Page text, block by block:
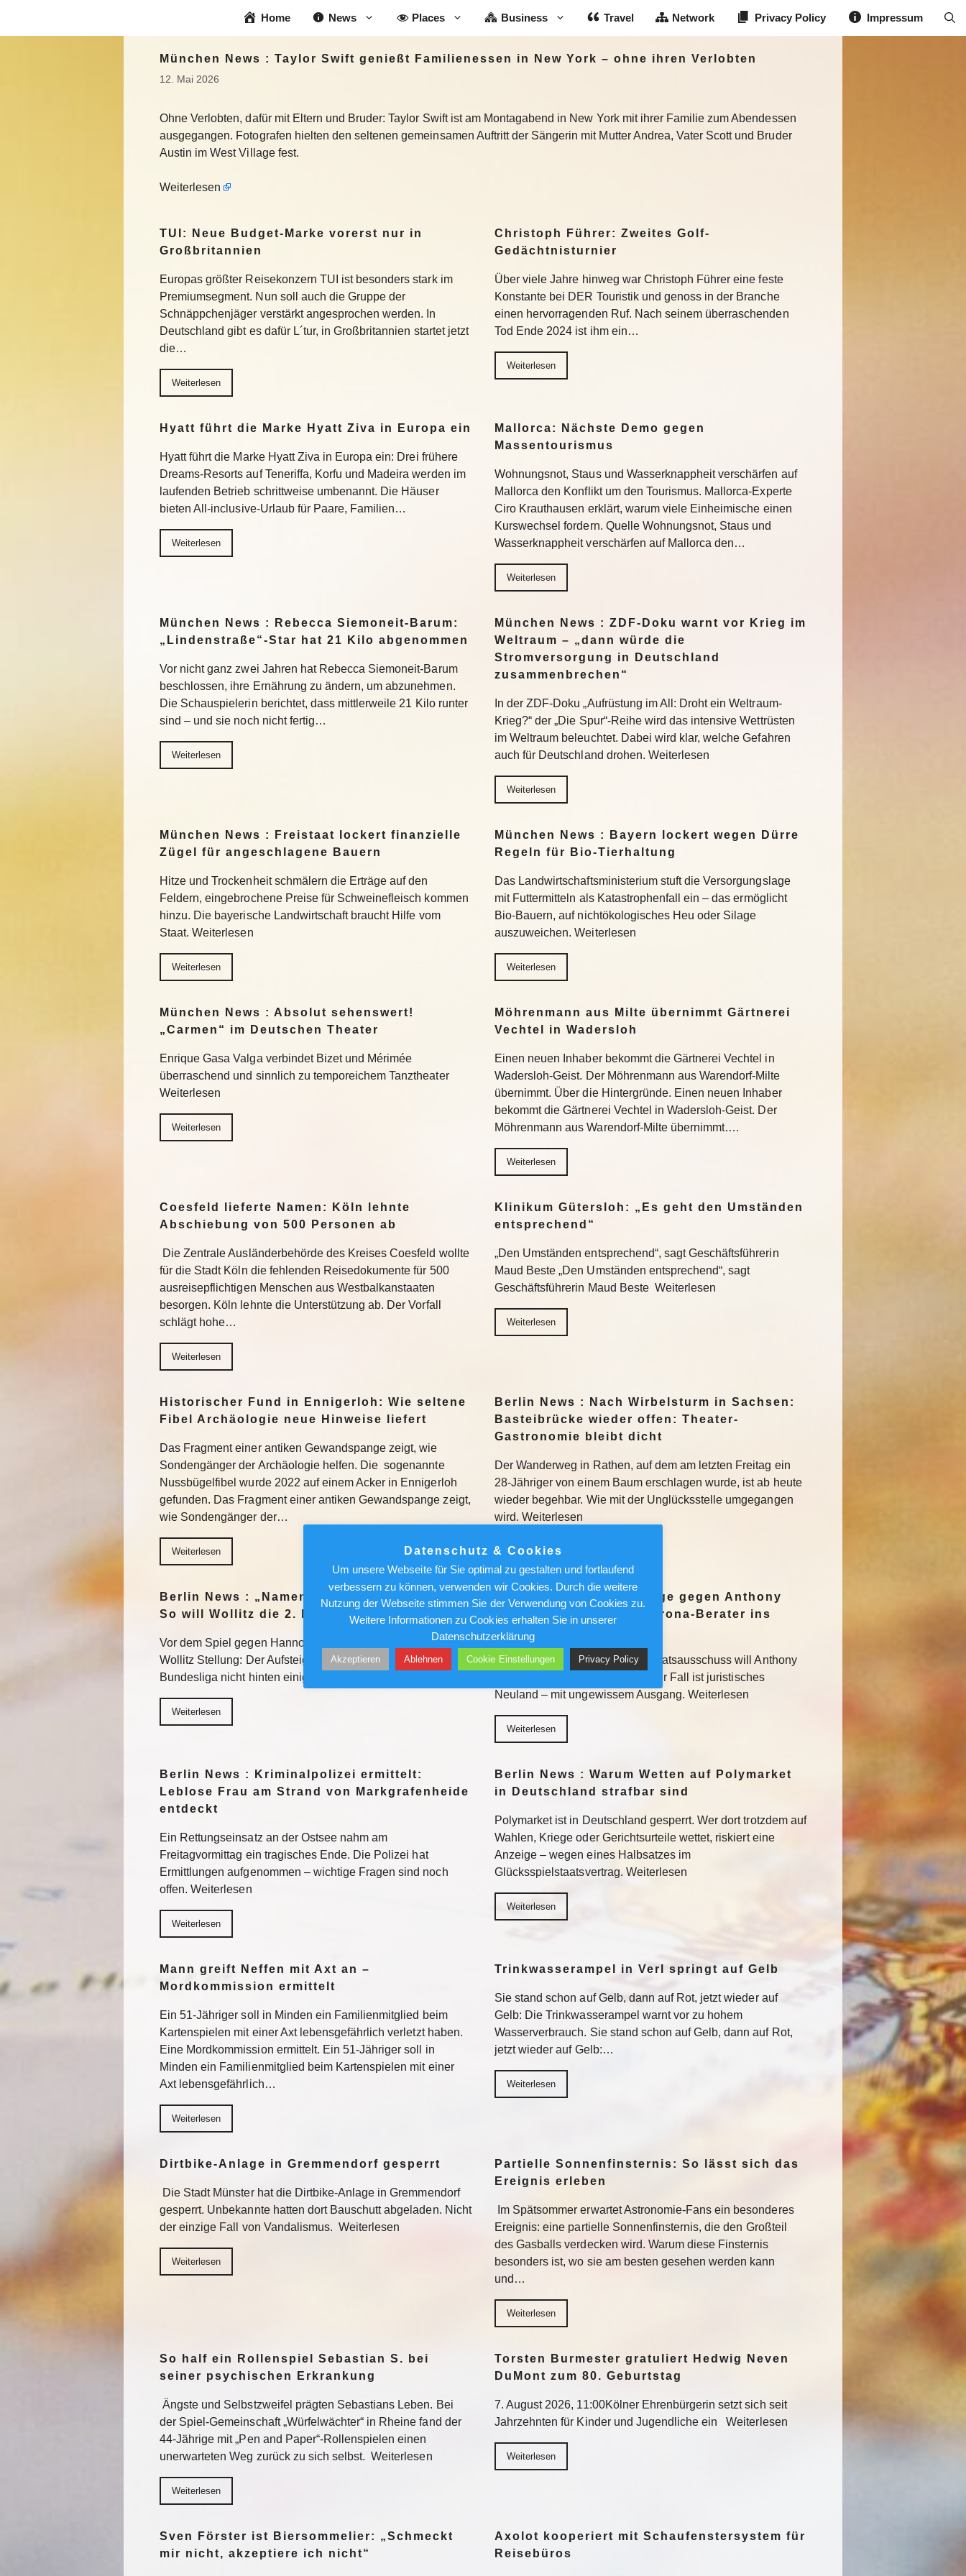
Home News Places Business Travel Network Privacy Policy Impressum
München News : Taylor Swift genießt Familienessen in New York – ohne ihren Verlobten
12. Mai 2026
Ohne Verlobten, dafür mit Eltern und Bruder: Taylor Swift ist am Montagabend in New York mit ihrer Familie zum Abendessen
ausgegangen. Fotografen hielten den seltenen gemeinsamen Auftritt der Sängerin mit Mutter Andrea, Vater Scott und Bruder
Austin im West Village fest.
Weiterlesen
TUI: Neue Budget-Marke vorerst nur in
Großbritannien
Europas größter Reisekonzern TUI ist besonders stark im
Premiumsegment. Nun soll auch die Gruppe der
Schnäppchenjäger verstärkt angesprochen werden. In
Deutschland gibt es dafür L´tur, in Großbritannien startet jetzt
die…
Weiterlesen
Christoph Führer: Zweites Golf-
Gedächtnisturnier
Über viele Jahre hinweg war Christoph Führer eine feste
Konstante bei DER Touristik und genoss in der Branche
einen hervorragenden Ruf. Nach seinem überraschenden
Tod Ende 2024 ist ihm ein…
Weiterlesen
Hyatt führt die Marke Hyatt Ziva in Europa ein
Hyatt führt die Marke Hyatt Ziva in Europa ein: Drei frühere
Dreams-Resorts auf Teneriffa, Korfu und Madeira werden im
laufenden Betrieb schrittweise umbenannt. Die Häuser
bieten All-inclusive-Urlaub für Paare, Familien…
Weiterlesen
Mallorca: Nächste Demo gegen
Massentourismus
Wohnungsnot, Staus und Wasserknappheit verschärfen auf
Mallorca den Konflikt um den Tourismus. Mallorca-Experte
Ciro Krauthausen erklärt, warum viele Einheimische einen
Kurswechsel fordern. Quelle Wohnungsnot, Staus und
Wasserknappheit verschärfen auf Mallorca den…
Weiterlesen
München News : Rebecca Siemoneit-Barum:
„Lindenstraße“-Star hat 21 Kilo abgenommen
Vor nicht ganz zwei Jahren hat Rebecca Siemoneit-Barum
beschlossen, ihre Ernährung zu ändern, um abzunehmen.
Die Schauspielerin berichtet, dass mittlerweile 21 Kilo runter
sind – und sie noch nicht fertig…
Weiterlesen
München News : ZDF-Doku warnt vor Krieg im
Weltraum – „dann würde die
Stromversorgung in Deutschland
zusammenbrechen“
In der ZDF-Doku „Aufrüstung im All: Droht ein Weltraum-
Krieg?“ der „Die Spur“-Reihe wird das intensive Wettrüsten
im Weltraum beleuchtet. Dabei wird klar, welche Gefahren
auch für Deutschland drohen. Weiterlesen
Weiterlesen
München News : Freistaat lockert finanzielle
Zügel für angeschlagene Bauern
Hitze und Trockenheit schmälern die Erträge auf den
Feldern, eingebrochene Preise für Schweinefleisch kommen
hinzu. Die bayerische Landwirtschaft braucht Hilfe vom
Staat. Weiterlesen
Weiterlesen
München News : Bayern lockert wegen Dürre
Regeln für Bio-Tierhaltung
Das Landwirtschaftsministerium stuft die Versorgungslage
mit Futtermitteln als Katastrophenfall ein – das ermöglicht
Bio-Bauern, auf nichtökologisches Heu oder Silage
auszuweichen. Weiterlesen
Weiterlesen
München News : Absolut sehenswert!
„Carmen“ im Deutschen Theater
Enrique Gasa Valga verbindet Bizet und Mérimée
überraschend und sinnlich zu temporeichem Tanztheater
Weiterlesen
Weiterlesen
Möhrenmann aus Milte übernimmt Gärtnerei
Vechtel in Wadersloh
Einen neuen Inhaber bekommt die Gärtnerei Vechtel in
Wadersloh-Geist. Der Möhrenmann aus Warendorf-Milte
übernimmt. Über die Hintergründe. Einen neuen Inhaber
bekommt die Gärtnerei Vechtel in Wadersloh-Geist. Der
Möhrenmann aus Warendorf-Milte übernimmt….
Weiterlesen
Coesfeld lieferte Namen: Köln lehnte
Abschiebung von 500 Personen ab
Die Zentrale Ausländerbehörde des Kreises Coesfeld wollte
für die Stadt Köln die fehlenden Reisedokumente für 500
ausreisepflichtigen Menschen aus Westbalkanstaaten
besorgen. Köln lehnte die Unterstützung ab. Der Vorfall
schlägt hohe…
Weiterlesen
Klinikum Gütersloh: „Es geht den Umständen
entsprechend“
„Den Umständen entsprechend“, sagt Geschäftsführerin
Maud Beste „Den Umständen entsprechend“, sagt
Geschäftsführerin Maud Beste Weiterlesen
Weiterlesen
Historischer Fund in Ennigerloh: Wie seltene
Fibel Archäologie neue Hinweise liefert
Das Fragment einer antiken Gewandspange zeigt, wie
Sondengänger der Archäologie helfen. Die sogenannte
Nussbügelfibel wurde 2022 auf einem Acker in Ennigerloh
gefunden. Das Fragment einer antiken Gewandspange zeigt,
wie Sondengänger der…
Weiterlesen
Berlin News : Nach Wirbelsturm in Sachsen:
Basteibrücke wieder offen: Theater-
Gastronomie bleibt dicht
Der Wanderweg in Rathen, auf dem am letzten Freitag ein
28-Jähriger von einem Baum erschlagen wurde, ist ab heute
wieder begehbar. Wie mit der Unglücksstelle umgegangen
wird. Weiterlesen
Weiterlesen
Berlin News : „Namen machen, nicht holen“:
So will Wollitz die 2. Bundesliga aufmischen
Vor dem Spiel gegen Hannover 96 bezieht Claus-Dieter
Wollitz Stellung: Der Aufsteiger wird sich auch in der 2.
Bundesliga nicht hinten einigeln. Weiterlesen
Weiterlesen
Berlin News : Strafanzeige gegen Anthony
Fauci: Kommt der Ex-Corona-Berater ins
Gefängnis?
Ein republikanisch geführter Senatsausschuss will Anthony
Fauci strafrechtlich belangen. Der Fall ist juristisches
Neuland – mit ungewissem Ausgang. Weiterlesen
Weiterlesen
Berlin News : Kriminalpolizei ermittelt:
Leblose Frau am Strand von Markgrafenheide
entdeckt
Ein Rettungseinsatz an der Ostsee nahm am
Freitagvormittag ein tragisches Ende. Die Polizei hat
Ermittlungen aufgenommen – wichtige Fragen sind noch
offen. Weiterlesen
Weiterlesen
Berlin News : Warum Wetten auf Polymarket
in Deutschland strafbar sind
Polymarket ist in Deutschland gesperrt. Wer dort trotzdem auf
Wahlen, Kriege oder Gerichtsurteile wettet, riskiert eine
Anzeige – wegen eines Halbsatzes im
Glücksspielstaatsvertrag. Weiterlesen
Weiterlesen
Mann greift Neffen mit Axt an –
Mordkommission ermittelt
Ein 51-Jähriger soll in Minden ein Familienmitglied beim
Kartenspielen mit einer Axt lebensgefährlich verletzt haben.
Eine Mordkommission ermittelt. Ein 51-Jähriger soll in
Minden ein Familienmitglied beim Kartenspielen mit einer
Axt lebensgefährlich…
Weiterlesen
Trinkwasserampel in Verl springt auf Gelb
Sie stand schon auf Gelb, dann auf Rot, jetzt wieder auf
Gelb: Die Trinkwasserampel warnt vor zu hohem
Wasserverbrauch. Sie stand schon auf Gelb, dann auf Rot,
jetzt wieder auf Gelb:…
Weiterlesen
Dirtbike-Anlage in Gremmendorf gesperrt
Die Stadt Münster hat die Dirtbike-Anlage in Gremmendorf
gesperrt. Unbekannte hatten dort Bauschutt abgeladen. Nicht
der einzige Fall von Vandalismus. Weiterlesen
Weiterlesen
Partielle Sonnenfinsternis: So lässt sich das
Ereignis erleben
Im Spätsommer erwartet Astronomie-Fans ein besonderes
Ereignis: eine partielle Sonnenfinsternis, die den Großteil
des Gasballs verdecken wird. Warum diese Finsternis
besonders ist, wo sie am besten gesehen werden kann
und…
Weiterlesen
So half ein Rollenspiel Sebastian S. bei
seiner psychischen Erkrankung
Ängste und Selbstzweifel prägten Sebastians Leben. Bei
der Spiel-Gemeinschaft „Würfelwächter“ in Rheine fand der
44-Jährige mit „Pen and Paper“-Rollenspielen einen
unerwarteten Weg zurück zu sich selbst. Weiterlesen
Weiterlesen
Torsten Burmester gratuliert Hedwig Neven
DuMont zum 80. Geburtstag
7. August 2026, 11:00Kölner Ehrenbürgerin setzt sich seit
Jahrzehnten für Kinder und Jugendliche ein Weiterlesen
Weiterlesen
Sven Förster ist Biersommelier: „Schmeckt
mir nicht, akzeptiere ich nicht“
Axolot kooperiert mit Schaufenstersystem für
Reisebüros
Datenschutz & Cookies
Um unsere Webseite für Sie optimal zu gestalten und fortlaufend
verbessern zu können, verwenden wir Cookies. Durch die weitere
Nutzung der Webseite stimmen Sie der Verwendung von Cookies zu.
Weitere Informationen zu Cookies erhalten Sie in unserer
Datenschutzerklärung
Akzeptieren Ablehnen Cookie Einstellungen Privacy Policy